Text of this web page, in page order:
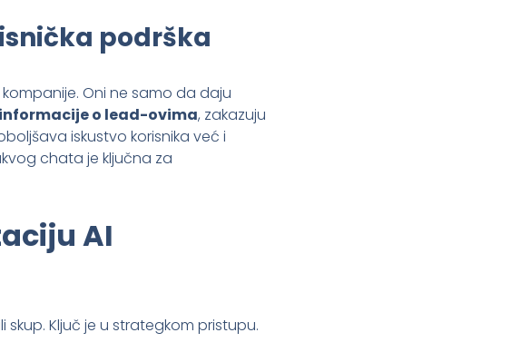
podrška
Oni ne samo da daju
o lead-ovima, zakazuju
iskustvo korisnika već i
chata je ključna za
AI
Ključ je u strategkom pristupu.